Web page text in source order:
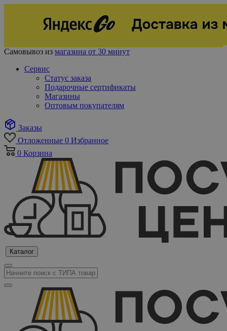
Самовывоз из магазина от 30 минут
Сервис
Статус заказа
Подарочные сертификаты
Магазины
Оптовым покупателям
Заказы
Отложенные 0 Избранное
0 Корзина
Каталог